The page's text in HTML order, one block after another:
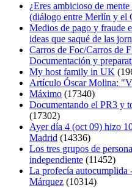
¿Eres ambicioso de
(diálogo entre Merlín y el
Medios de pago y fraude
ideas que saqué de las
Carros de Foc/Carros de
Documentación y
My host family in UK
Artículo Óscar Molina:
Máximo (17340)
Documentando el PR3 y
(17302)
Ayer día 4 (oct 09) hizo
Madrid (14336)
Los tres grupos de
independiente (11452)
La profecía autocumplida
Márquez (10314)